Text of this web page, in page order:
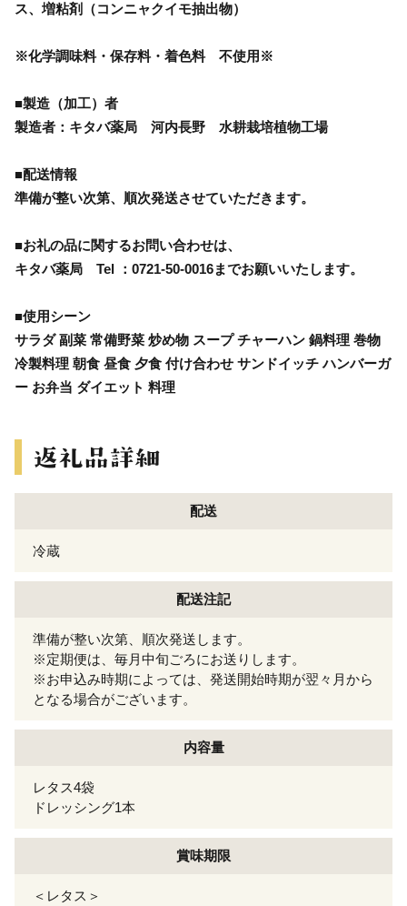
ス、増粘剤（コンニャクイモ抽出物）
※化学調味料・保存料・着色料 不使用※
■製造（加工）者
製造者：キタバ薬局 河内長野 水耕栽培植物工場
■配送情報
準備が整い次第、順次発送させていただきます。
■お礼の品に関するお問い合わせは、
キタバ薬局 Tel ：0721-50-0016までお願いいたします。
■使用シーン
サラダ 副菜 常備野菜 炒め物 スープ チャーハン 鍋料理 巻物
冷製料理 朝食 昼食 夕食 付け合わせ サンドイッチ ハンバーガ
ー お弁当 ダイエット 料理
配送
冷蔵
配送注記
準備が整い次第、順次発送します。
※定期便は、毎月中旬ごろにお送りします。
※お申込み時期によっては、発送開始時期が翌々月から
となる場合がございます。
内容量
レタス4袋
ドレッシング1本
賞味期限
＜レタス＞